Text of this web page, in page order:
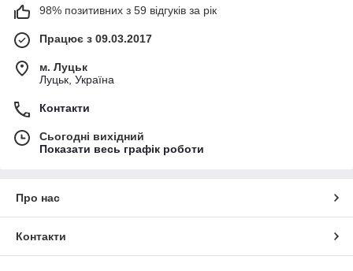
98% позитивних з 59 відгуків за рік
Працює з 09.03.2017
м. Луцьк
Луцьк, Україна
Контакти
Сьогодні вихідний
Показати весь графік роботи
Про нас
Контакти